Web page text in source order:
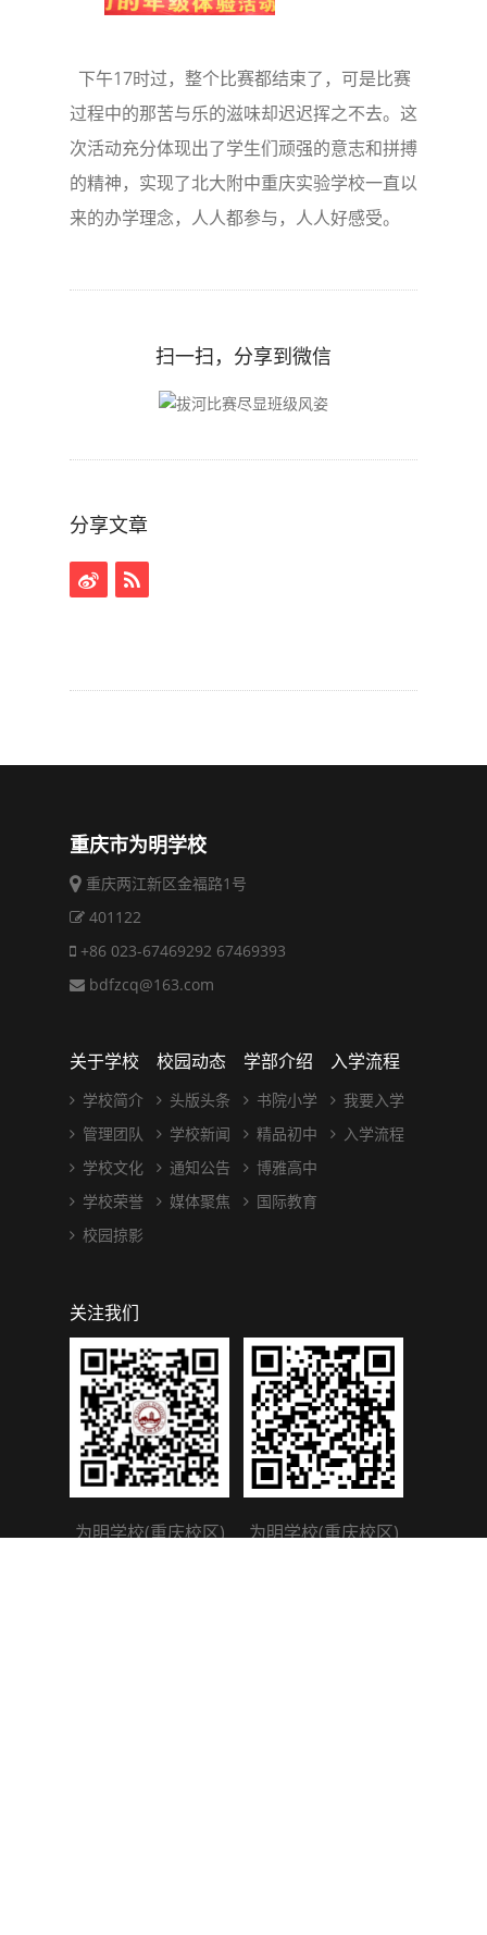
下午17时过，整个比赛都结束了，可是比赛
过程中的那苦与乐的滋味却迟迟挥之不去。这
次活动充分体现出了学生们顽强的意志和拼搏
的精神，实现了北大附中重庆实验学校一直以
来的办学理念，人人都参与，人人好感受。
扫一扫，分享到微信
分享文章
重庆市为明学校
重庆两江新区金福路1号
401122
+86 023-67469292 67469393
bdfzcq@163.com
关于学校
学校简介
管理团队
学校文化
学校荣誉
校园掠影
校园动态
头版头条
学校新闻
通知公告
媒体聚焦
学部介绍
书院小学
精品初中
博雅高中
国际教育
入学流程
我要入学
入学流程
关注我们
为明学校(重庆校区)
为明学校(重庆校区)